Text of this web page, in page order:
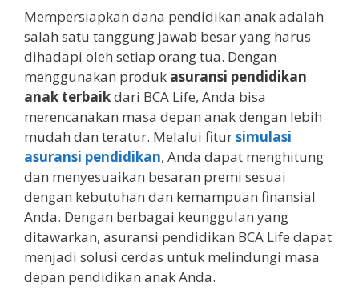
Mempersiapkan dana pendidikan anak adalah
salah satu tanggung jawab besar yang harus
dihadapi oleh setiap orang tua. Dengan
menggunakan produk asuransi pendidikan
anak terbaikdari BCA Life, Anda bisa
merencanakan masa depan anak dengan lebih
mudah dan teratur. Melalui fitursimulasi
asuransi pendidikan, Anda dapat menghitung
dan menyesuaikan besaran premi sesuai
dengan kebutuhan dan kemampuan finansial
Anda. Dengan berbagai keunggulan yang
ditawarkan, asuransi pendidikan BCA Life dapat
menjadi solusi cerdas untuk melindungi masa
depan pendidikan anak Anda.